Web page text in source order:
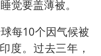
觉要盖薄被。
每10个因气候被
度。过去三年，